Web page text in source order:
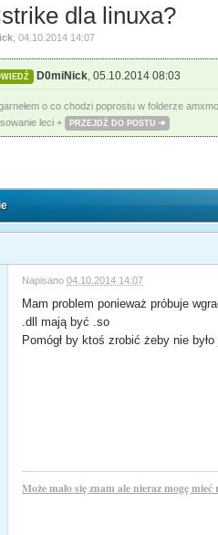
dla linuxa?
,04.10.2014 14:07
D0miNick ,05.10.2014 08:03
o co chodzi poprostu w folderze
leci +
PRZEJDŹ DO POSTU
Napisano04.10.2014 14:07
Mam problem ponieważ próbuje
.dll mają być .so
Pomógł by ktoś zrobić żeby nie było
Może mało się znam ale nieraz mogę mieć